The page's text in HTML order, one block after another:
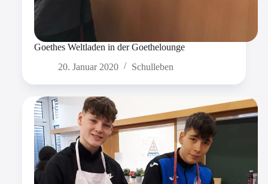
Goethes Weltladen in der Goethelounge
20. Januar 2020
Schulleben